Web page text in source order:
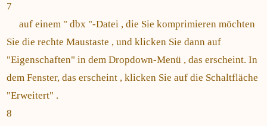
7
auf einem " dbx "-Datei , die Sie komprimieren möchten
Sie die rechte Maustaste , und klicken Sie dann auf
"Eigenschaften" in dem Dropdown-Menü , das erscheint. In
dem Fenster, das erscheint , klicken Sie auf die Schaltfläche
"Erweitert" .
8